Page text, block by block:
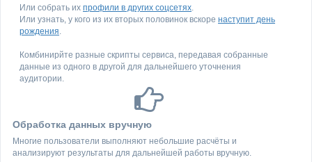
Или собрать их профили в других соцсетях.
Или узнать, у кого из их вторых половинок вскоре наступит день
рождения.
Комбинирйте разные скрипты сервиса, передавая собранные
данные из одного в другой для дальнейшего уточнения
аудитории.
Обработка данных вручную
Многие пользователи выполняют небольшие расчёты и
анализируют результаты для дальнейшей работы вручную.